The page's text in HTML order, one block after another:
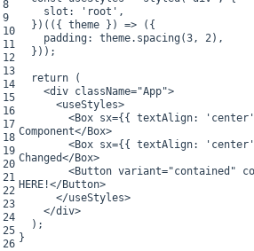
8
9
10
11
12
13
14
15
16
17
18
19
20
21
22
23
24
25
26
slot : 'root' ,
} ) ( ( { theme } ) => ( {
padding: theme. spacing(3 , 2 ) ,
} ) ) ;
return
(
<div className="App">
<useStyles>
<Box sx={{ textAlign: 'center'
Component</Box>
<Box sx={{ textAlign: 'center'
Changed</Box>
<Button variant="contained"
HERE !</Button>
</useStyles>
</div>
) ;
}